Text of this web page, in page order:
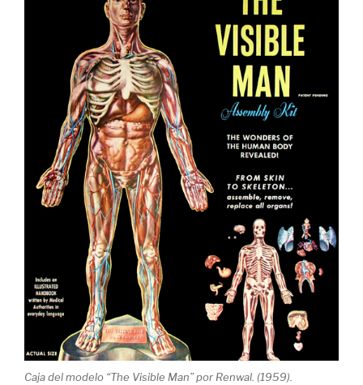
Caja del modelo “The Visible Man” por Renwal. (1959).